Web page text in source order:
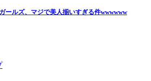
ールズ、マジで美人揃いすぎる件wwwwww